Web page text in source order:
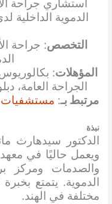
استشاري جراحة
الدموية
التخصص: جراحة
المؤهلات:
الجراحة العامة،
مرتبط بـ: مستشفيات
نبذة
الدكتور سيدهارث
ويعمل حاليًا في
والصدمات ومركز
مختلفة في الهند.